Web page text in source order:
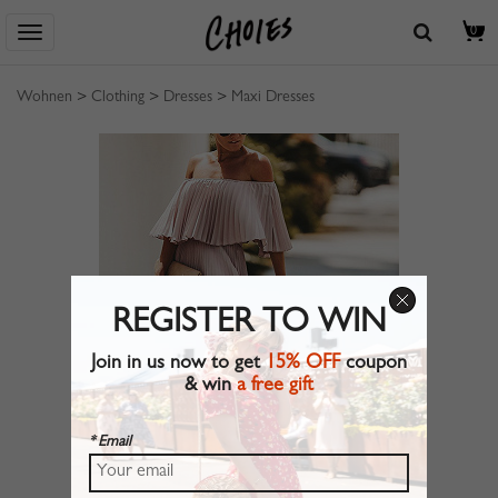
0
Wohnen > Clothing > Dresses > Maxi Dresses
REGISTER TO WIN
Join in us now to get15% OFFcoupon
& wina free gift
* Email